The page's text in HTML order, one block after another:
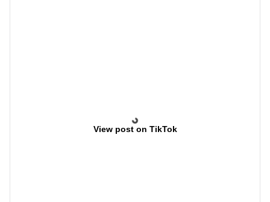
View post on TikTok